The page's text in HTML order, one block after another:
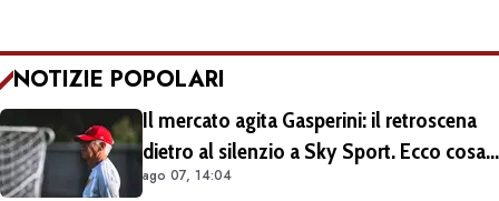
NOTIZIE POPOLARI
Il mercato agita Gasperini: il retroscena
dietro al silenzio a Sky Sport. Ecco cosa
è emerso dal meeting con la proprietà
ago 07, 14:04